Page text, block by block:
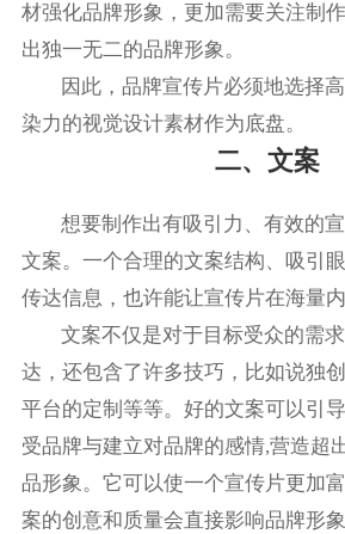
材强化品牌形象，更加需要关注制
出独一无二的品牌形象。
因此，品牌宣传片必须地选择
染力的视觉设计素材作为底盘。
二、文案
想要制作出有吸引力、有效的
文案。一个合理的文案结构、吸引
传达信息，也许能让宣传片在海量
文案不仅是对于目标受众的需
达，还包含了许多技巧，比如说独
平台的定制等等。好的文案可以引
受品牌与建立对品牌的感情,营造超
品形象。它可以使一个宣传片更加
案的创意和质量会直接影响品牌形象